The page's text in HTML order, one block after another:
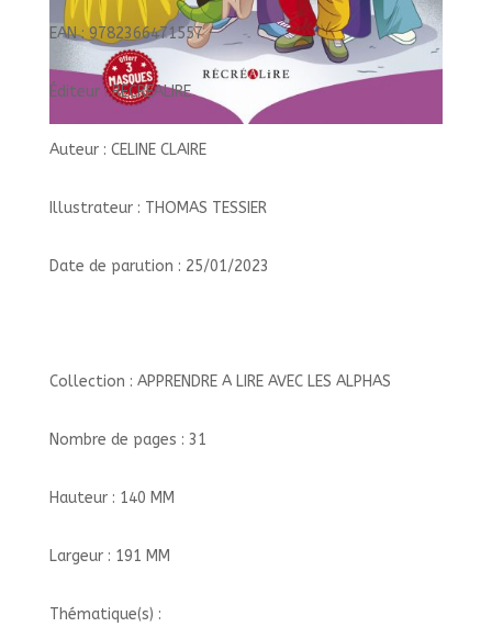
EAN : 9782366471557
Éditeur : RECREALIRE
Auteur : CELINE CLAIRE
Illustrateur : THOMAS TESSIER
Date de parution : 25/01/2023
Collection : APPRENDRE A LIRE AVEC LES ALPHAS
Nombre de pages : 31
Hauteur : 140 MM
Largeur : 191 MM
Thématique(s) :